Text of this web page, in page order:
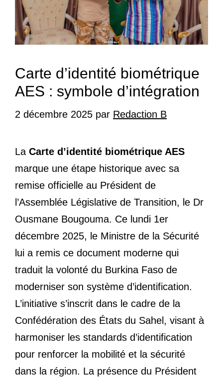
Carte d’identité biométrique
AES : symbole d’intégration
2 décembre 2025 par Redaction B
La Carte d’identité biométrique AES
marque une étape historique avec sa
remise officielle au Président de
l’Assemblée Législative de Transition, le Dr
Ousmane Bougouma. Ce lundi 1er
décembre 2025, le Ministre de la Sécurité
lui a remis ce document moderne qui
traduit la volonté du Burkina Faso de
moderniser son système d’identification.
L’initiative s’inscrit dans le cadre de la
Confédération des États du Sahel, visant à
harmoniser les standards d’identification
pour renforcer la mobilité et la sécurité
dans la région. La présence du Président